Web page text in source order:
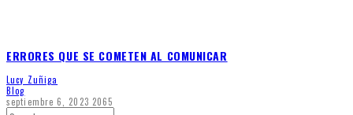
ERRORES QUE SE COMETEN AL COMUNICAR
Lucy Zuñiga
Blog
septiembre 6, 2023 2065